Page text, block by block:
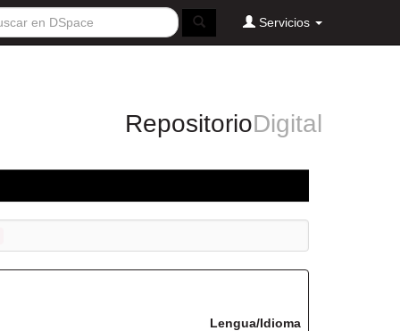
Servicios
RepositorioDigital
Lengua/Idioma